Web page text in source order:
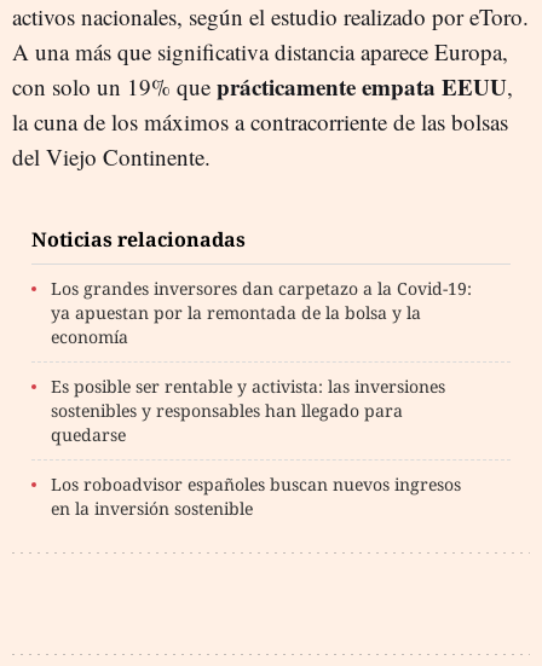
activos nacionales, según el estudio realizado por eToro.
A una más que significativa distancia aparece Europa,
con solo un 19% que prácticamente empata EEUU,
la cuna de los máximos a contracorriente de las bolsas
del Viejo Continente.
Noticias relacionadas
Los grandes inversores dan carpetazo a la Covid-19:
ya apuestan por la remontada de la bolsa y la
economía
Es posible ser rentable y activista: las inversiones
sostenibles y responsables han llegado para
quedarse
Los roboadvisor españoles buscan nuevos ingresos
en la inversión sostenible